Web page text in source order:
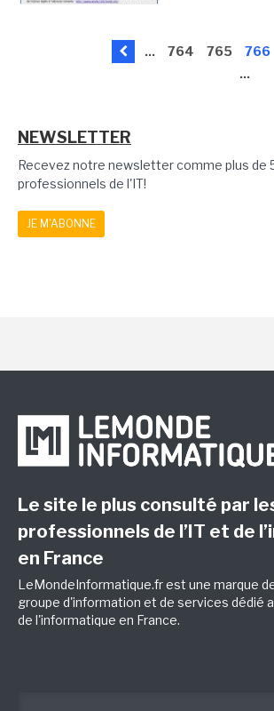
... 764 765 766
...
NEWSLETTER
Recevez notre newsletter comme plus de
professionnels de l'IT!
JE M'ABONNE
Le site le plus consulté par
professionnels de l’IT et de
en France
LeMondeInformatique.fr est une marque
groupe d'information et de services dédié
de l'informatique en France.